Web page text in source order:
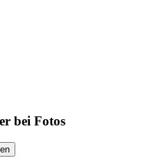
bei Fotos